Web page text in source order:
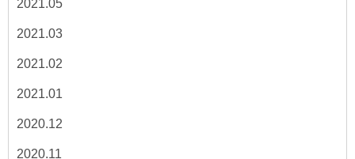
2021.05
2021.03
2021.02
2021.01
2020.12
2020.11